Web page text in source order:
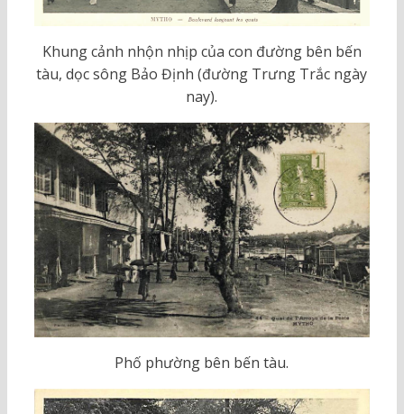
Khung cảnh nhộn nhịp của con đường bên bến
tàu, dọc sông Bảo Định (đường Trưng Trắc ngày
nay).
Phố phường bên bến tàu.